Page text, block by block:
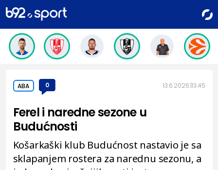
ABA 0 13.6.2026. 13:45
Ferel i naredne sezone u
Budućnosti
Košarkaški klub Budućnost nastavio je sa
sklapanjem rostera za narednu sezonu, a